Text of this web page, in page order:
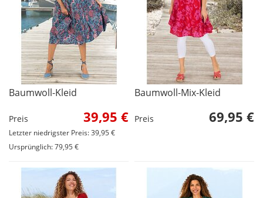
Baumwoll-Kleid
Preis 39,95 €
Letzter niedrigster Preis: 39,95 €
Ursprünglich: 79,95 €
Baumwoll-Mix-Kleid
Preis 69,95 €